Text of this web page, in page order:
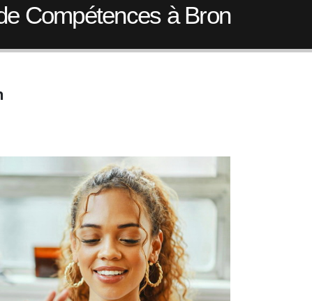
Compétences à Bron